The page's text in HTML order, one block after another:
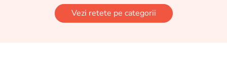
Vezi retete pe categorii